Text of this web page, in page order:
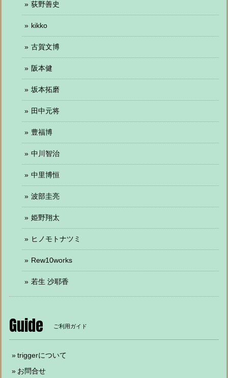
荻野善史
kikko
古賀文博
阪本健
坂本拓磨
田中元将
豊福博
中川智治
中里博恒
波部圭亮
姫野翔太
ヒノモトナツミ
Rew10works
若生 沙耶香
Guide ご利用ガイド
triggerについて
お問合せ